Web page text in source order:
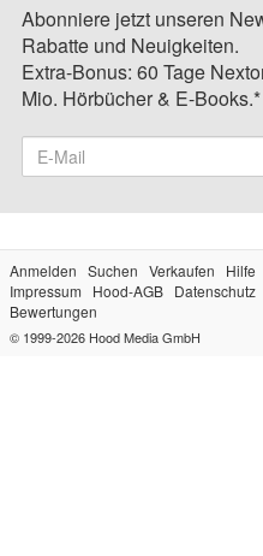
Abonniere jetzt unseren
Rabatte und Neuigkeiten.
Extra-Bonus: 60 Tage
Mio. Hörbücher & E-Books.*
Anmelden Suchen Verkaufen
Hilfe
Impressum
Hood-AGB Datenschutz
Bewertungen
© 1999-2026 Hood Media GmbH